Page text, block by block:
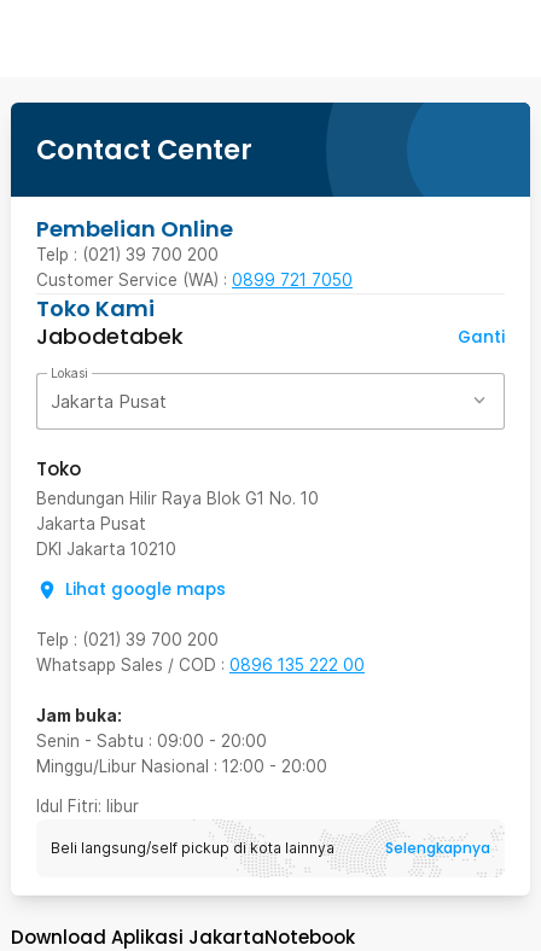
Contact Center
Pembelian Online
Telp : (021) 39 700 200
Customer Service (WA) : 0899 721 7050
Toko Kami
Jabodetabek
Ganti
Lokasi
Jakarta Pusat
Toko
Bendungan Hilir Raya Blok G1 No. 10
Jakarta Pusat
DKI Jakarta 10210
Lihat google maps
Telp : (021) 39 700 200
Whatsapp Sales / COD : 0896 135 222 00
Jam buka:
Senin - Sabtu : 09:00 - 20:00
Minggu/Libur Nasional : 12:00 - 20:00
Idul Fitri: libur
Beli langsung/self pickup di kota lainnya Selengkapnya
Download Aplikasi JakartaNotebook